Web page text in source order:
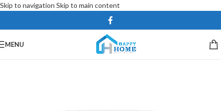
Skip to navigation Skip to main content
MENU